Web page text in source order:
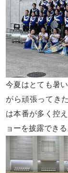
今夏はとても暑
がら頑張ってき
は本番が多く控
ョーを披露でき